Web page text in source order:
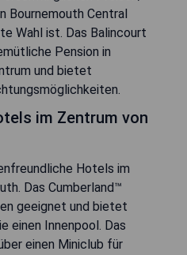
Bournemouth Central
Wahl ist. Das Balincourt
Pension in
und bietet
im Zentrum von
Hotels im
Das Cumberland™
geeignet und bietet
einen Innenpool. Das
einen Miniclub für